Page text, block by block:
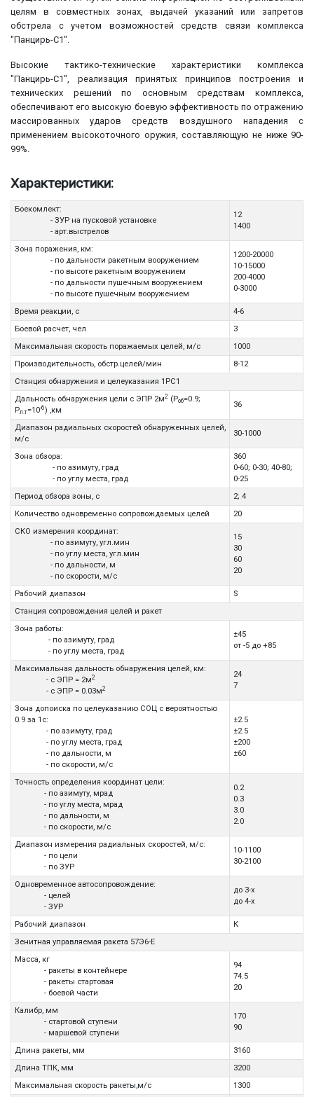
целям в совместных зонах, выдачей указаний или запретов
обстрела с учетом возможностей средств связи комплекса
"Панцирь-С1".
Высокие тактико-технические характеристики комплекса
"Панцирь-С1", реализация принятых принципов построения и
технических решений по основным средствам комплекса,
обеспечивают его высокую боевую эффективность по отражению
массированных ударов средств воздушного нападения с
применением высокоточного оружия, составляющую не ниже 90-
99%.
Характеристики:
Боекомлект:
- ЗУР на пусковой установке
- арт.выстрелов
12
1400
Зона поражения, км:
- по дальности ракетным вооружением
- по высоте ракетным вооружением
- по дальности пушечным вооружением
- по высоте пушечным вооружением
1200-20000
10-15000
200-4000
0-3000
Время реакции, с
4-6
Боевой расчет, чел
3
Максимальная скорость поражаемых целей, м/с
1000
Производительность, обстр.целей/мин
8-12
Станция обнаружения и целеуказания 1РС1
Дальность обнаружения цели с ЭПР 2м2(Pоб=0.9;
Pл.т=10-6) ,км
36
Диапазон радиальных скоростей обнаруженных целей,
м/с
30-1000
Зона обзора:
- по азимуту, град
- по углу места, град
360
0-60; 0-30; 40-80;
0-25
Период обзора зоны, с
2; 4
Количество одновременно сопровождаемых целей
20
CКО измерения координат:
- по азимуту, угл.мин
- по углу места, угл.мин
- по дальности, м
- по скорости, м/с
15
30
60
20
Рабочий диапазон
S
Станция сопровождения целей и ракет
Зона работы:
- по азимуту, град
- по углу места, град
±45
от -5 до +85
Максимальная дальность обнаружения целей, км:
- с ЭПР = 2м2
- с ЭПР = 0.03м2
24
7
Зона допоиска по целеуказанию СОЦ с вероятностью
0.9 за 1с:
- по азимуту, град
- по углу места, град
- по дальности, м
- по скорости, м/с
±2.5
±2.5
±200
±60
Точность определения координат цели:
- по азимуту, мрад
- по углу места, мрад
- по дальности, м
- по скорости, м/с
0.2
0.3
3.0
2.0
Диапазон измерения радиальных скоростей, м/c:
- по цели
- по ЗУР
10-1100
30-2100
Одновременное автосопровождение:
- целей
- ЗУР
до 3-х
до 4-х
Рабочий диапазон
К
Зенитная управляемая ракета 57Э6-Е
Масса, кг
- ракеты в контейнере
- ракеты стартовая
- боевой части
94
74.5
20
Калибр, мм
- стартовой ступени
- маршевой ступени
170
90
Длина ракеты, мм
3160
Длина ТПК, мм
3200
Максимальная скорость ракеты,м/с
1300